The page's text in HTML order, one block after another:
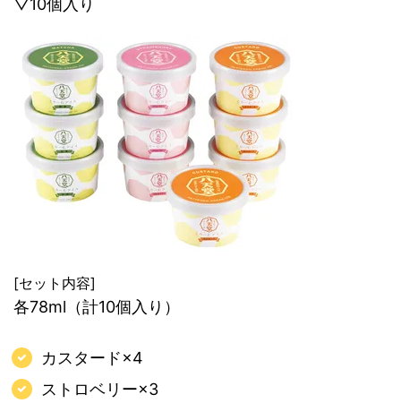
▽10個入り
[セット内容]
各78ml（計10個入り）
カスタード×4
ストロベリー×3